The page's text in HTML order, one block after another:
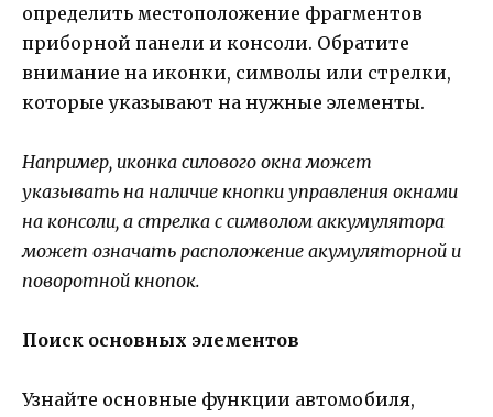
определить местоположение фрагментов
приборной панели и консоли. Обратите
внимание на иконки, символы или стрелки,
которые указывают на нужные элементы.
Например, иконка силового окна может
указывать на наличие кнопки управления окнами
на консоли, а стрелка с символом аккумулятора
может означать расположение акумуляторной и
поворотной кнопок.
Поиск основных элементов
Узнайте основные функции автомобиля,